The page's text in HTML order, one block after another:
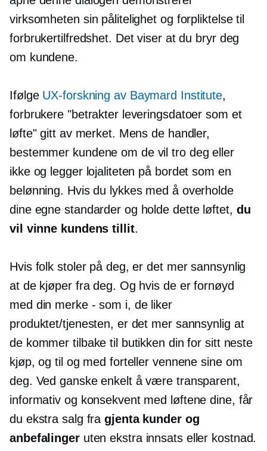
virksomheten sin pålitelighet og forpliktelse til
forbrukertilfredshet. Det viser at du bryr deg
om kundene.
Ifølge UX-forskning av Baymard Institute,
forbrukere "betrakter leveringsdatoer som et
løfte" gitt av merket. Mens de handler,
bestemmer kundene om de vil tro deg eller
ikke og legger lojaliteten på bordet som en
belønning. Hvis du lykkes med å overholde
dine egne standarder og holde dette løftet, du
vil vinne kundens tillit.
Hvis folk stoler på deg, er det mer sannsynlig
at de kjøper fra deg. Og hvis de er fornøyd
med din merke - som i, de liker
produktet/tjenesten, er det mer sannsynlig at
de kommer tilbake til butikken din for sitt neste
kjøp, og til og med forteller vennene sine om
deg. Ved ganske enkelt å være transparent,
informativ og konsekvent med løftene dine, får
du ekstra salg fragjenta kunder og
anbefalingeruten ekstra innsats eller kostnad.